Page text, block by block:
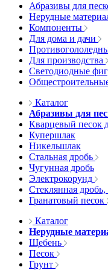
Абразивы для
Нерудные
Компоненты
Для дома и дачи
Для производства
Светодиодные
Каталог
Абразивы для
Кварцевый песок
Купершлак
Никельшлак
Стальная дробь
Чугунная дробь
Электрокорунд
Стеклянная
Гранатовый песок
Каталог
Нерудные
Щебень
Песок
Грунт